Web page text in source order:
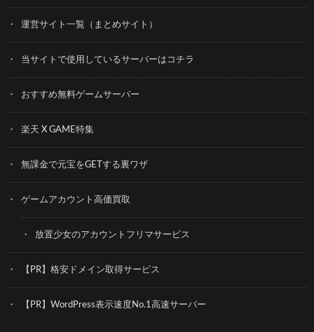
運営サイト一覧（まとめサイト）
当サイトで使用しているサーバーはコチラ
おすすめ無料ゲームサーバー
楽天 X GAME特集
無課金で元宝をGETする裏ワザ
ゲームアカウント高価買取
放置少女のアカウントフリマサービス
【PR】格安ドメイン取得サービス
【PR】WordPress表示速度No.1高速サーバー